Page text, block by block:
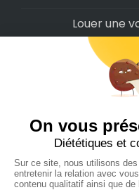
Louer une
Louer une
Louer un
Louer un